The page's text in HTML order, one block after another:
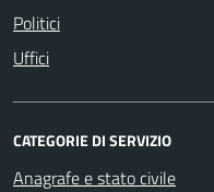
Politici
Uffici
CATEGORIE DI SERVIZIO
Anagrafe e stato civile